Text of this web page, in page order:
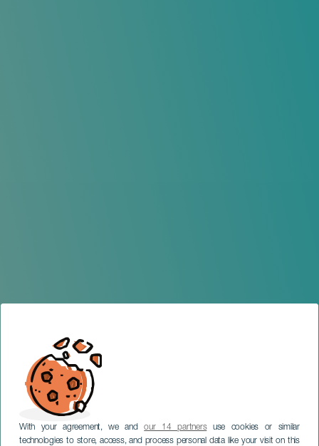
With your agreement, we andour 14 partnersuse cookies or similar
technologies to store, access, and process personal data like your visit on this